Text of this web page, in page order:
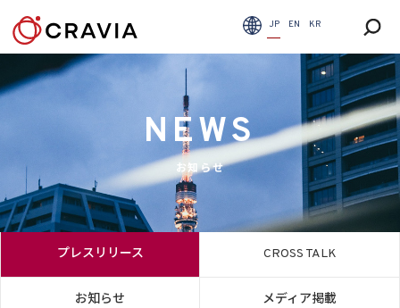
JP EN KR
NEWS
お知らせ
プレスリリース CROSS TALK
お知らせ メディア掲載